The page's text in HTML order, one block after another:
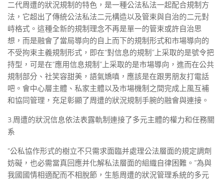
二代周遭的狀況規制的特色，是一種公法私法一起配合規制方
法，它超出了傳統公法私法二元構造以及管束與自治的二元對
峙格式。這種全新的規制理念不再是單一的管束或許自治思
想，而是融會了當局導向的自上而下的規制形式和市場導向的
不受拘束主義規制形式，即在“對信息的規制”上采取的是號令把
持型，可是在“應用信息規制”上采取的是市場導向，進而在公共
規制部分、社笑容甜美，語氣嬌嗔，應該是在跟男朋友打電話
吧。會中心層主體、私家主體以及市場機制之間完成上風互補
和協同管理，充足彰顯了周遭的狀況規制手腕的融會與連接。
3.周遭的狀況信息依法表露軌制連接了多元主體的權力和任務關
系
“公私協作形式的樹立不只需求面臨并處理公法層面的規定調劑
妨礙，也必需當真回應并化解私法層面的組織自律困難。”為與
我國國情相適配而不相脫節，生態周遭的狀況管理系統的多元